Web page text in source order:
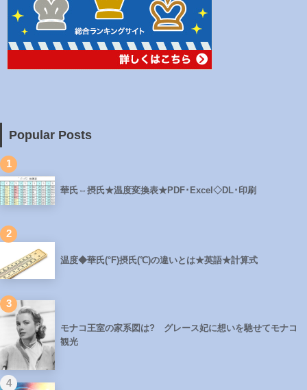
Popular Posts
1
華氏⇔摂氏★温度変換表★PDF･Excel◇DL･印刷
2
温度◆華氏(°F)摂氏(℃)の違いとは★英語★計算式
3
モナコ王室の家系図は? グレース妃に想いを馳せてモナコ
観光
4